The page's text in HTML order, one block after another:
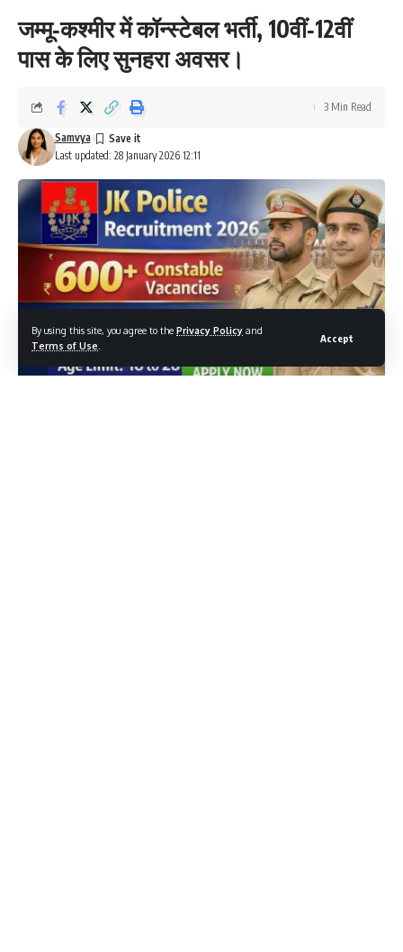
By using this site, you agree to the Privacy Policy and
Terms of Use
Accept
जम्मू‑कश्मीर में कॉन्स्टेबल भर्ती, 10वीं‑12वीं
पास के लिए सुनहरा अवसर।
Last updated: 28 January 2026 12:11
Samvya
3 Min Read